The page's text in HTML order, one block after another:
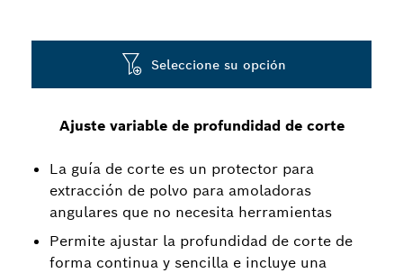
Ajuste variable de profundidad de corte
La guía de corte es un protector para
extracción de polvo para amoladoras
angulares que no necesita herramientas
Permite ajustar la profundidad de corte de
forma continua y sencilla e incluye una
Seleccione su opción